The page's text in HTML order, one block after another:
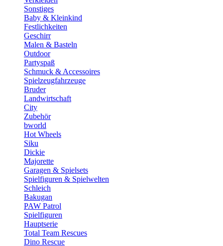
Sonstiges
Baby & Kleinkind
Festlichkeiten
Geschirr
Malen & Basteln
Outdoor
Partyspaß
Schmuck & Accessoires
Spielzeugfahrzeuge
Bruder
Landwirtschaft
City
Zubehör
bworld
Hot Wheels
Siku
Dickie
Majorette
Garagen & Spielsets
Spielfiguren & Spielwelten
Schleich
Bakugan
PAW Patrol
Spielfiguren
Hauptserie
Total Team Rescues
Dino Rescue